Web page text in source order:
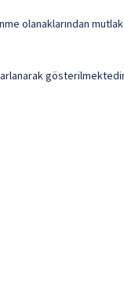
olanaklarından